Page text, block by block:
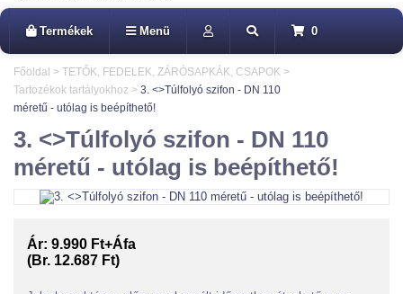
Termékek Menü 0
Főoldal > TETŐK, FEDELEK, ZÁRÓSAPKÁK, CSAPOK >
Tartozékok tartályokhoz > 3. <>Túlfolyó szifon - DN 110
méretű - utólag is beépíthető!
3. <>Túlfolyó szifon - DN 110
méretű - utólag is beépíthető!
Ár: 9.990 Ft+Áfa
(Br. 12.687 Ft)